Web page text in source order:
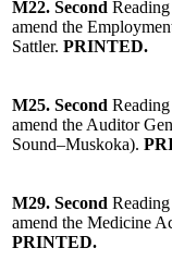
M22. Second
amend the
Sattler. PRINTED.
M25. Second
amend the Auditor
Sound–Muskoka).
M29. Second
amend the Medicine
PRINTED.